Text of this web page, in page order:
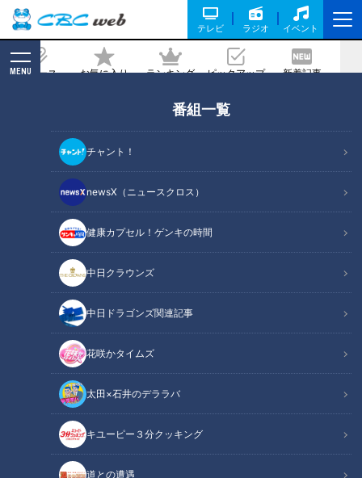
テレビ ラジオ イベント
ニュース お気に入り ランキング ピックアップ 新着記事
MENU
番組一覧
チャント！
newsX（ニュースクロス）
健康カプセル！ゲンキの時間
中日クラウンズ
中日ドラゴンズ関連記事
花咲かタイムズ
太田×石井のデララバ
キユーピー３分クッキング
道との遭遇
く女性のためのクレジットカードの選び
方と活用術【FP解説】
記事に戻る
CBCテレビ me:tone編集部